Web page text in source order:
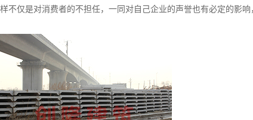
不仅是对消费者的不担任，一同对自己企业的声誉也有必定的影